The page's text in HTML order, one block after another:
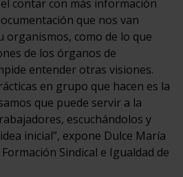
contar con más información
que nos van
organismos, como de lo que
de los órganos de
entender otras visiones.
en grupo que hacen es la
que puede servir a la
escuchándolos y
inicial”, expone Dulce María
Sindical e Igualdad de